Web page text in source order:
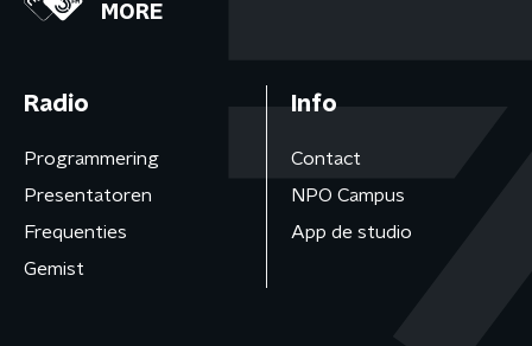
MORE
Radio
Programmering
Presentatoren
Frequenties
Gemist
Info
Contact
NPO Campus
App de studio